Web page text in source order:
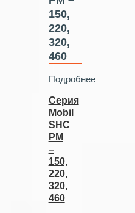
150,
220,
320,
460
Подробнее
Серия
Mobil
SHC
PM
–
150,
220,
320,
460